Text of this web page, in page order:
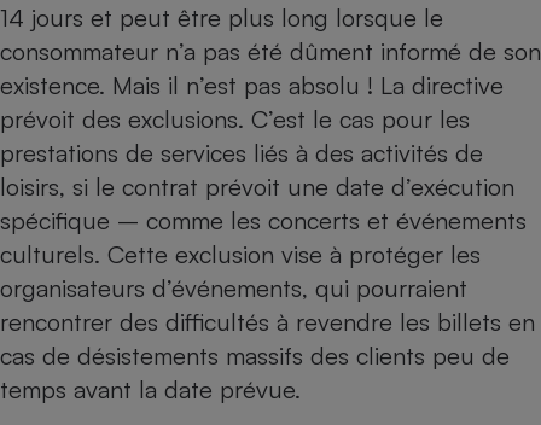
14 jours et peut être plus long lorsque le
consommateur n’a pas été dûment informé de son
existence. Mais il n’est pas absolu ! La directive
prévoit des exclusions. C’est le cas pour les
prestations de services liés à des activités de
loisirs, si le contrat prévoit une date d’exécution
spécifique – comme les concerts et événements
culturels. Cette exclusion vise à protéger les
organisateurs d’événements, qui pourraient
rencontrer des difficultés à revendre les billets en
cas de désistements massifs des clients peu de
temps avant la date prévue.
Robot ménager